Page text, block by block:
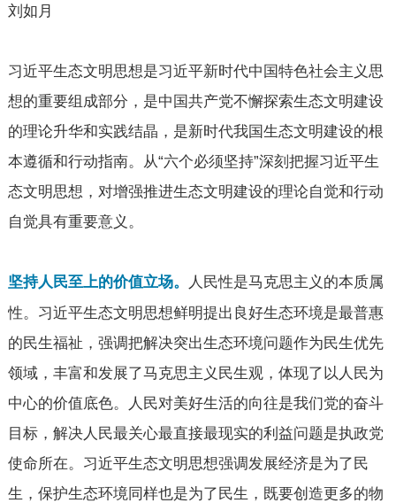
刘如月
习近平生态文明思想是习近平新时代中国特色社会主义思
想的重要组成部分，是中国共产党不懈探索生态文明建设
的理论升华和实践结晶，是新时代我国生态文明建设的根
本遵循和行动指南。从“六个必须坚持”深刻把握习近平生
态文明思想，对增强推进生态文明建设的理论自觉和行动
自觉具有重要意义。
坚持人民至上的价值立场。
人民性是马克思主义的本质属
性。习近平生态文明思想鲜明提出良好生态环境是最普惠
的民生福祉，强调把解决突出生态环境问题作为民生优先
领域，丰富和发展了马克思主义民生观，体现了以人民为
中心的价值底色。人民对美好生活的向往是我们党的奋斗
目标，解决人民最关心最直接最现实的利益问题是执政党
使命所在。习近平生态文明思想强调发展经济是为了民
生，保护生态环境同样也是为了民生，既要创造更多的物